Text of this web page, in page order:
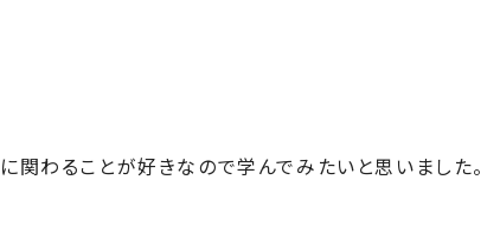
関わることが好きなので学んでみたいと思いました。